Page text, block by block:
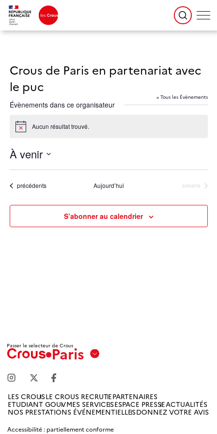
Crous de Paris en partenariat avec
le puc
« Tous les Évènements
Évènements dans ce organisateur
Notice Aucun résultat trouvé.
À venir
une
Évènements
précédents Aujourd’hui Évènements
suivants
S’abonner au calendrier
Passer le selecteur de Crous
Paris
Marseille
Amiens
LES CROUSLE CROUS RECRUTEPARTENAIRES
ETUDIANT GOUVMES SERVICESESPACE PRESSEACTUALITÉS
NOS PRESTATIONS ÉVÉNEMENTIELLESDONNEZ VOTRE AVIS
Accessibilité : partiellement conforme